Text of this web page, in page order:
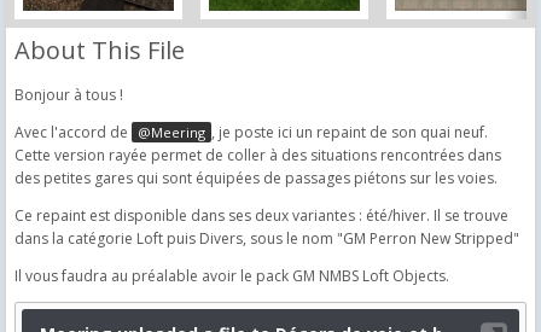
About This File
Bonjour à tous !
Avec l'accord de
@Meering , je poste ici un repaint de son quai neuf.
Cette version rayée permet de coller à des situations rencontrées dans
des petites gares qui sont équipées de passages piétons sur les voies.
Ce repaint est disponible dans ses deux variantes : été/hiver. Il se trouve
dans la catégorie Loft puis Divers, sous le nom "GM Perron New Stripped"
Il vous faudra au préalable avoir le pack GM NMBS Loft Objects.